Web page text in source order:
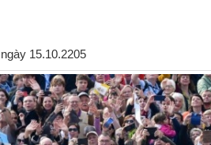
15.10.2205